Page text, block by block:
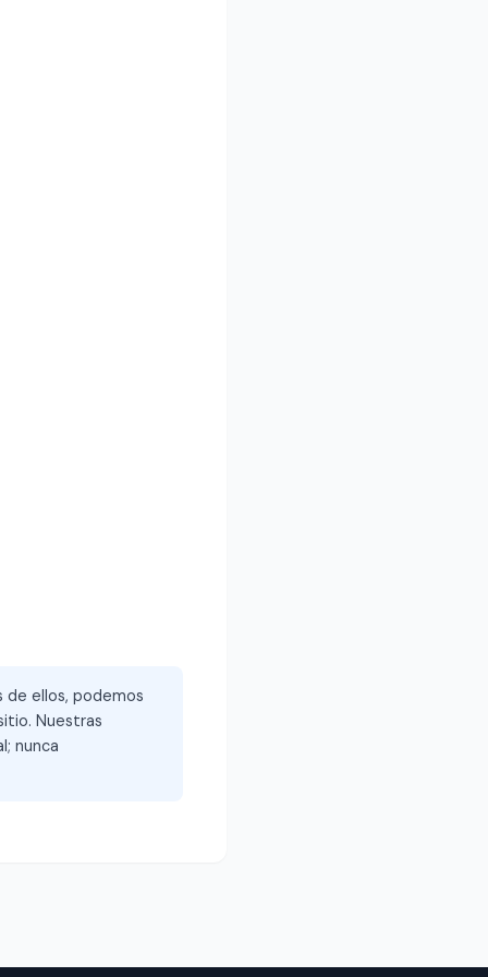
de ellos, podemos
Nuestras
nunca